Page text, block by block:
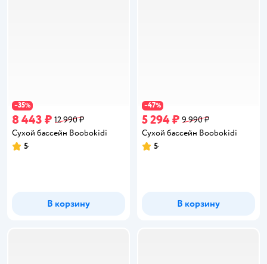
−35%
8 443 ₽ 12 990 ₽
Сухой бассейн Boobokidi
Рейтинг:
5
В корзину
−47%
5 294 ₽ 9 990 ₽
Сухой бассейн Boobokidi
Рейтинг:
5
В корзину